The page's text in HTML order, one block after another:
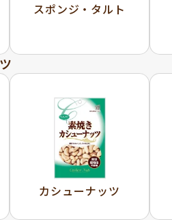
スポンジ・タルト
カシューナッツ